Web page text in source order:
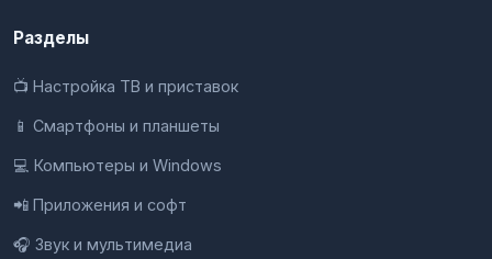
Разделы
📺 Настройка ТВ и приставок
📱 Смартфоны и планшеты
💻 Компьютеры и Windows
📲 Приложения и софт
🎧 Звук и мультимедиа